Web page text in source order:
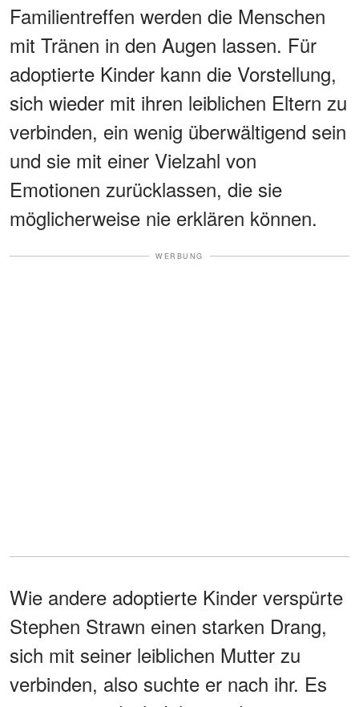
Familientreffen werden die Menschen
mit Tränen in den Augen lassen. Für
adoptierte Kinder kann die Vorstellung,
sich wieder mit ihren leiblichen Eltern zu
verbinden, ein wenig überwältigend sein
und sie mit einer Vielzahl von
Emotionen zurücklassen, die sie
möglicherweise nie erklären können.
WERBUNG
Wie andere adoptierte Kinder verspürte
Stephen Strawn einen starken Drang,
sich mit seiner leiblichen Mutter zu
verbinden, also suchte er nach ihr. Es